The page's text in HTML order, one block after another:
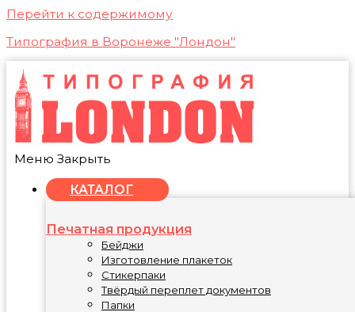
Перейти к содержимому
Типография в Воронеже "Лондон"
Меню Закрыть
КАТАЛОГ
Печатная продукция
Бейджи
Изготовление плакеток
Стикерпаки
Твёрдый переплет документов
Папки